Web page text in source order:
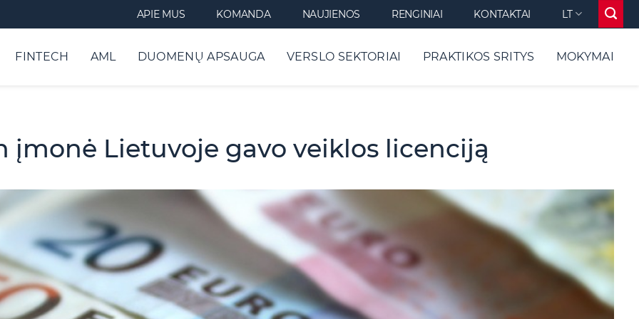
APIE MUS KOMANDA NAUJIENOS RENGINIAI KONTAKTAI LT
FINTECH AML DUOMENŲ APSAUGA VERSLO SEKTORIAI PRAKTIKOS SRITYS MOKYMAI
įmonė Lietuvoje gavo veiklos licenciją